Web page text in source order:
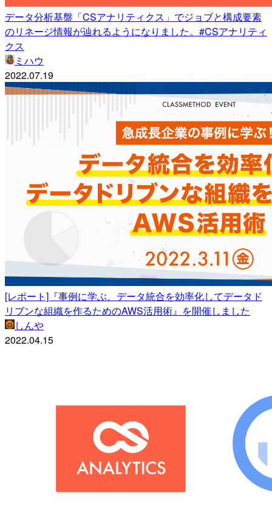
データ分析基盤「CSアナリティクス」でジョブと構成要素
のリネージ情報が辿れるようになりました。#CSアナリティ
クス
ミハウ
2022.07.19
[レポート]『事例に学ぶ、データ統合を効率化してデータド
リブンな組織を作るためのAWS活用術』を開催しました
しんや
2022.04.15